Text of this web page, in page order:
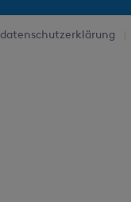
datenschutzerklärung